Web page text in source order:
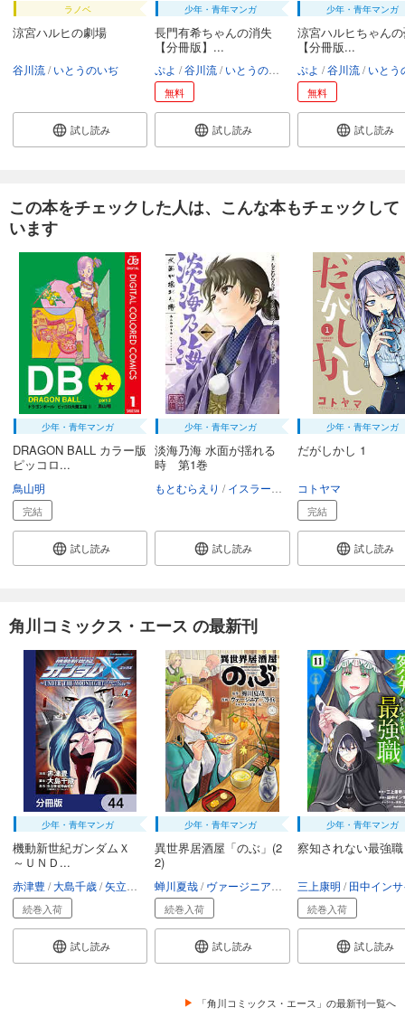
ラノベ
涼宮ハルヒの劇場
谷川流 いとうのいぢ
試し読み
少年・青年マンガ
長門有希ちゃんの消失
【分冊版】...
ぷよ 谷川流 いとうのいぢ
無料
試し読み
少年・青年マンガ
涼宮ハルヒちゃん
【分冊版...
ぷよ 谷川流 いとうの
無料
試し読み
この本をチェックした人は、こんな本もチェックして
います
少年・青年マンガ
DRAGON BALL カラー版
ピッコロ...
鳥山明
完結
試し読み
少年・青年マンガ
淡海乃海 水面が揺れる
時 第1巻
もとむらえり イスラーフィール 碧風羽
試し読み
少年・青年マンガ
だがしかし 1
コトヤマ
完結
試し読み
角川コミックス・エース の最新刊
少年・青年マンガ
機動新世紀ガンダムＸ
～ＵＮＤ...
赤津豊 大島千歳 矢立肇・富野由悠季
続巻入荷
試し読み
少年・青年マンガ
異世界居酒屋「のぶ」(2
2)
蝉川夏哉 ヴァージニア二等兵 転
続巻入荷
試し読み
少年・青年マンガ
察知されない最強
三上康明 田中インサイ
続巻入荷
試し読み
「角川コミックス・エース」の最新刊一覧へ